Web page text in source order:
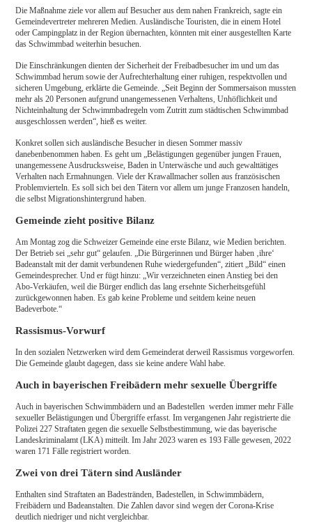
Die Maßnahme ziele vor allem auf Besucher aus dem nahen Frankreich, sagte ein
Gemeindevertreter mehreren Medien. Ausländische Touristen, die in einem Hotel
oder Campingplatz in der Region übernachten, könnten mit einer ausgestellten Karte
das Schwimmbad weiterhin besuchen.
Die Einschränkungen dienten der Sicherheit der Freibadbesucher im und um das
Schwimmbad herum sowie der Aufrechterhaltung einer ruhigen, respektvollen und
sicheren Umgebung, erklärte die Gemeinde. „Seit Beginn der Sommersaison mussten
mehr als 20 Personen aufgrund unangemessenen Verhaltens, Unhöflichkeit und
Nichteinhaltung der Schwimmbadregeln vom Zutritt zum städtischen Schwimmbad
ausgeschlossen werden“, hieß es weiter.
Konkret sollen sich ausländische Besucher in diesen Sommer massiv
danebenbenommen haben. Es geht um „Belästigungen gegenüber jungen Frauen,
unangemessene Ausdrucksweise, Baden in Unterwäsche und auch gewalttätiges
Verhalten nach Ermahnungen. Viele der Krawallmacher sollen aus französischen
Problemvierteln. Es soll sich bei den Tätern vor allem um junge Franzosen handeln,
die selbst Migrationshintergrund haben.
Gemeinde zieht positive Bilanz
Am Montag zog die Schweizer Gemeinde eine erste Bilanz, wie Medien berichten.
Der Betrieb sei „sehr gut“ gelaufen. „Die Bürgerinnen und Bürger haben ‚ihre‘
Badeanstalt mit der damit verbundenen Ruhe wiedergefunden“, zitiert „Bild“ einen
Gemeindesprecher. Und er fügt hinzu: „Wir verzeichneten einen Anstieg bei den
Abo-Verkäufen, weil die Bürger endlich das lang ersehnte Sicherheitsgefühl
zurückgewonnen haben. Es gab keine Probleme und seitdem keine neuen
Badeverbote.“
Rassismus-Vorwurf
In den sozialen Netzwerken wird dem Gemeinderat derweil Rassismus vorgeworfen.
Die Gemeinde glaubt dagegen, dass sie keine andere Wahl habe.
Auch in bayerischen Freibädern mehr sexuelle Übergriffe
Auch in bayerischen Schwimmbädern und an Badestellen werden immer mehr Fälle
sexueller Belästigungen und Übergriffe erfasst. Im vergangenen Jahr registrierte die
Polizei 227 Straftaten gegen die sexuelle Selbstbestimmung, wie das bayerische
Landeskriminalamt (LKA) mitteilt. Im Jahr 2023 waren es 193 Fälle gewesen, 2022
waren 171 Fälle registriert worden.
Zwei von drei Tätern sind Ausländer
Enthalten sind Straftaten an Badestränden, Badestellen, in Schwimmbädern,
Freibädern und Badeanstalten. Die Zahlen davor sind wegen der Corona-Krise
deutlich niedriger und nicht vergleichbar.